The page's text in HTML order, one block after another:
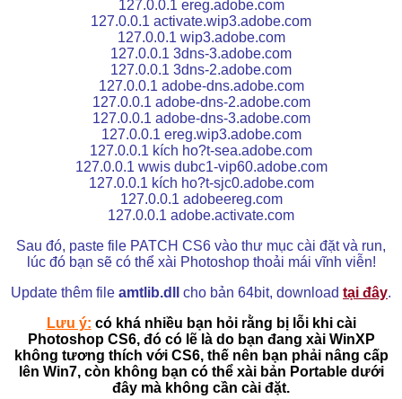
127.0.0.1 ereg.adobe.com
127.0.0.1 activate.wip3.adobe.com
127.0.0.1 wip3.adobe.com
127.0.0.1 3dns-3.adobe.com
127.0.0.1 3dns-2.adobe.com
127.0.0.1 adobe-dns.adobe.com
127.0.0.1 adobe-dns-2.adobe.com
127.0.0.1 adobe-dns-3.adobe.com
127.0.0.1 ereg.wip3.adobe.com
127.0.0.1 kích ho?t-sea.adobe.com
127.0.0.1 wwis dubc1-vip60.adobe.com
127.0.0.1 kích ho?t-sjc0.adobe.com
127.0.0.1 adobeereg.com
127.0.0.1 adobe.activate.com
Sau đó, paste file PATCH CS6 vào thư mục cài đặt và run,
lúc đó bạn sẽ có thể xài Photoshop thoải mái vĩnh viễn!
Update thêm file amtlib.dll cho bản 64bit, download tại đây.
Lưu ý: có khá nhiều bạn hỏi rằng bị lỗi khi cài
Photoshop CS6, đó có lẽ là do bạn đang xài WinXP
không tương thích với CS6, thế nên bạn phải nâng cấp
lên Win7, còn không bạn có thể xài bản Portable dưới
đây mà không cần cài đặt.